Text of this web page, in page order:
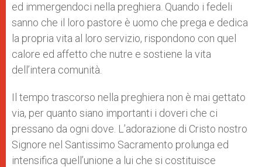
ed immergendoci nella preghiera. Quando i fedeli
sanno che il loro pastore è uomo che prega e dedica
la propria vita al loro servizio, rispondono con quel
calore ed affetto che nutre e sostiene la vita
dell’intera comunità.
Il tempo trascorso nella preghiera non è mai gettato
via, per quanto siano importanti i doveri che ci
pressano da ogni dove. L’adorazione di Cristo nostro
Signore nel Santissimo Sacramento prolunga ed
intensifica quell’unione a lui che si costituisce